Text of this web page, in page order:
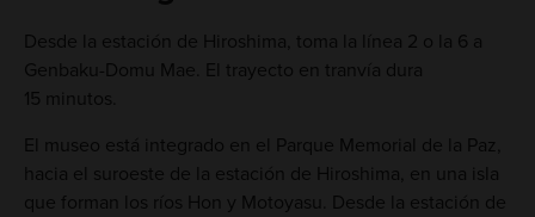
Desde la estación de Hiroshima, toma la línea 2 o la 6 a
Genbaku-Domu Mae. El trayecto en tranvía dura
15 minutos.
El museo está integrado en el Parque Memorial de la Paz,
hacia el suroeste de la estación de Hiroshima, en una isla
que forman los ríos Hon y Motoyasu. Desde la estación de